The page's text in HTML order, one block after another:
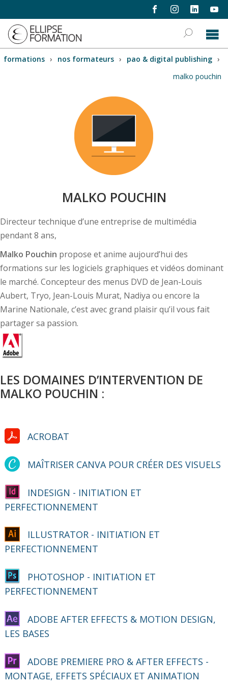
formations › nos formateurs › pao & digital publishing ›
malko pouchin
MALKO POUCHIN
Directeur technique d’une entreprise de multimédia
pendant 8 ans,
Malko Pouchin propose et anime aujourd’hui des
formations sur les logiciels graphiques et vidéos dominant
le marché. Concepteur des menus DVD de Jean-Louis
Aubert, Tryo, Jean-Louis Murat, Nadiya ou encore la
Marine Nationale, c’est avec grand plaisir qu’il vous fait
partager sa passion.
LES DOMAINES D’INTERVENTION DE
MALKO POUCHIN :
ACROBAT
MAÎTRISER CANVA POUR CRÉER DES VISUELS
INDESIGN - INITIATION ET
PERFECTIONNEMENT
ILLUSTRATOR - INITIATION ET
PERFECTIONNEMENT
PHOTOSHOP - INITIATION ET
PERFECTIONNEMENT
ADOBE AFTER EFFECTS & MOTION DESIGN,
LES BASES
ADOBE PREMIERE PRO & AFTER EFFECTS -
MONTAGE, EFFETS SPÉCIAUX ET ANIMATION